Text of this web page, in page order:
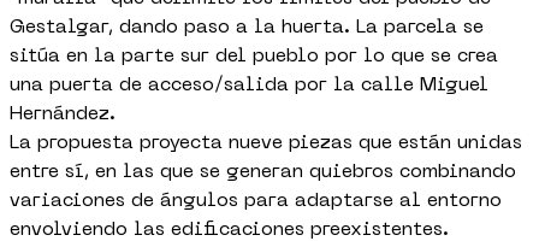
Gestalgar, dando paso a la huerta. La parcela se
sitúa en la parte sur del pueblo por lo que se crea
una puerta de acceso/salida por la calle Miguel
Hernández.
La propuesta proyecta nueve piezas que están unidas
entre sí, en las que se generan quiebros combinando
variaciones de ángulos para adaptarse al entorno
envolviendo las edificaciones preexistentes.